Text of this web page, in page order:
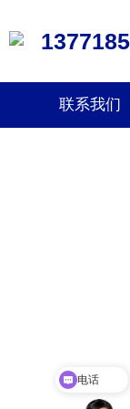
联系我们
电话